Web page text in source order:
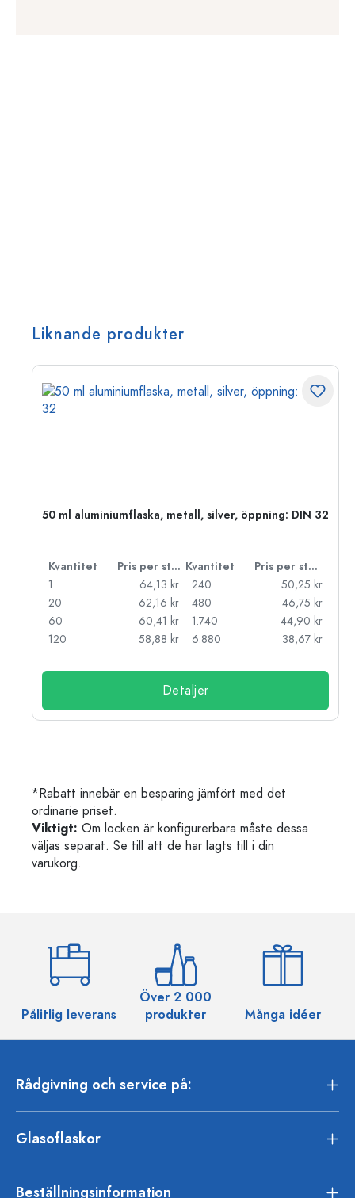
Liknande produkter
50 ml aluminiumflaska, metall, silver, öppning: DIN 32
Kvantitet Pris per styck Kvantitet
Pris per styck
1
64,13 kr
20
62,16 kr
60
60,41 kr
120
58,88 kr
240
50,25 kr
480
46,75 kr
1.740
44,90 kr
6.880
38,67 kr
Detaljer
*Rabatt innebär en besparing jämfört med det
ordinarie priset.
Viktigt: Om locken är konfigurerbara måste dessa
väljas separat. Se till att de har lagts till i din
varukorg.
Pålitlig leverans
Över 2 000
produkter
Många idéer
Rådgivning och service på:
Glasoflaskor
Beställningsinformation